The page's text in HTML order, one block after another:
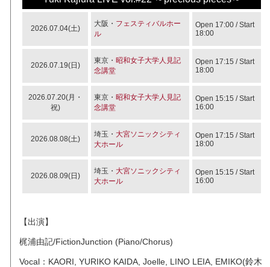
2026.07.04(土)
大阪・ フェスティバルホー
ル
Open 17:00 / Start
18:00
2026.07.19(日)
東京・ 昭和女子大学人見記
念講堂
Open 17:15 / Start
18:00
2026.07.20(月・
祝)
東京・ 昭和女子大学人見記
念講堂
Open 15:15 / Start
16:00
2026.08.08(土)
埼玉・ 大宮ソニックシティ
大ホール
Open 17:15 / Start
18:00
2026.08.09(日)
埼玉・ 大宮ソニックシティ
大ホール
Open 15:15 / Start
16:00
【出演】
梶浦由記/FictionJunction (Piano/Chorus)
Vocal：KAORI, YURIKO KAIDA, Joelle, LINO LEIA, EMIKO(鈴木